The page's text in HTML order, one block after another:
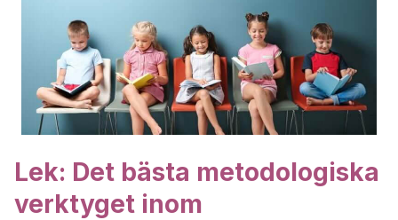
Lek: Det bästa metodologiska
verktyget inom